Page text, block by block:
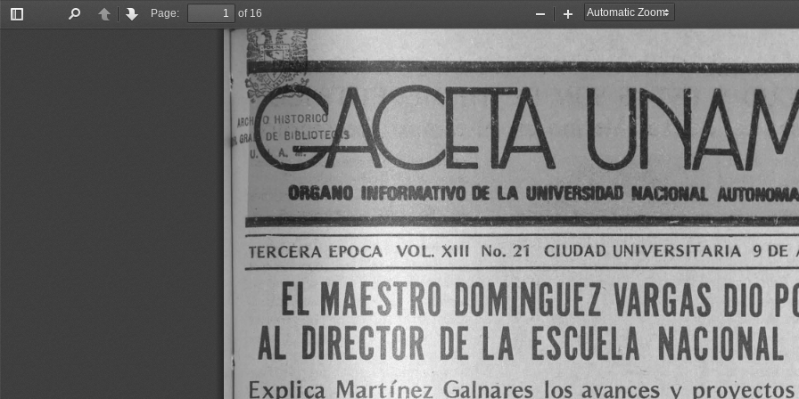
Toggle
PreviousNext
Page:
of 16
Zoom
Zoom
DIIIAIO INFGRMATIVO DE LA UIIVERSIDU IAaDIAI. AUTOIOMA
TERCERA EPOCA VOL. XIII No. 21 CIUDAD UNIVERSITARIA 9 DE
EL MAESTRO DOMINGUEZ' VARGAS DIO
AL DIRECTOR DE LA ESCUELA NACIONAL
Explica Martínez Galnares los avances y proyectos